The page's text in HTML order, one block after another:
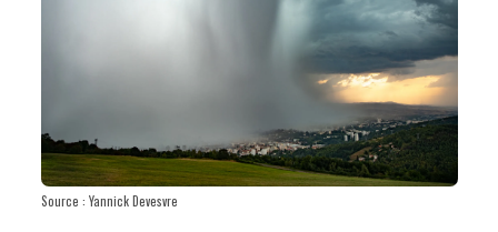
Source : Yannick Devesvre